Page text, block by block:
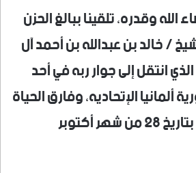
وقدره، تلقينا ببالغ الحزن
/ خالد بن عبدالله بن أحمد آل
انتقل إلى جوار ربه في أحد
الإتحاديه، وفارق الحياة
بها اليوم الثلاثاء ، بتاريخ 28 من شهر أكتوبر